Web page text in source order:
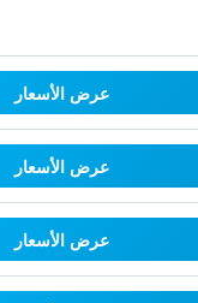
عرض الأسعار
عرض الأسعار
عرض الأسعار